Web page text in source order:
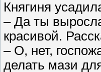
Княгиня
– Да ты
красивой.
– О, нет,
делать мази